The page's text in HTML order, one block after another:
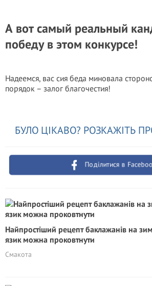
А вот самый реальный
победу в этом конкурсе!
Надеемся, вас сия беда миновала
порядок – залог благочестия!
БУЛО ЦІКАВО? РОЗКАЖІТЬ
Поділитися в
Найпростіший рецепт баклажанів на
язик можна проковтнути
Смакота